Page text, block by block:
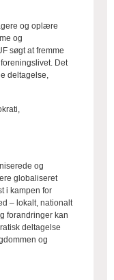
og oplære
og
søgt at fremme
Det
deltagelse,
og
globaliseret
i kampen for
– lokalt, nationalt
forandringer kan
deltagelse
og